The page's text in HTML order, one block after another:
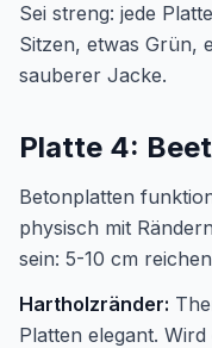
Sei streng: jede
Sitzen, etwas Grün,
sauberer Jacke.
Platte 4:
Betonplatten
physisch mit
sein: 5-10 cm
Hartholzränder:
Platten elegant.